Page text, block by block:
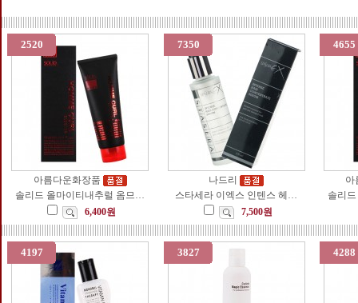
2520
아름다운화장품
솔리드 올마이티내추럴 옴므…
6,400원
7350
나드리
스타세라 이엑스 인텐스 헤…
7,500원
4655
아
솔리
4197 3827 4288